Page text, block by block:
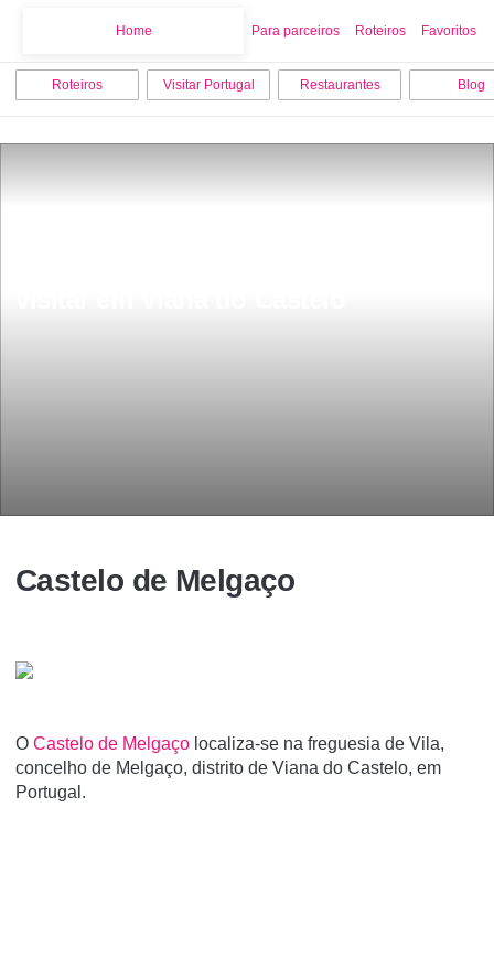
Home Para parceiros Roteiros Favoritos
Roteiros Visitar Portugal Restaurantes Blog
Castelo de Melgaço
O Castelo de Melgaço localiza-se na freguesia de Vila,
concelho de Melgaço, distrito de Viana do Castelo, em
Portugal.